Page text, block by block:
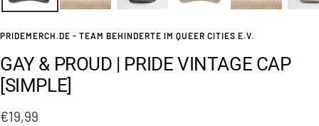
PRIDEMERCH.DE - TEAM BEHINDERTE IM QUEER CITIES E.V.
GAY & PROUD | PRIDE VINTAGE CAP
[SIMPLE]
Angebotspreis
€19,99